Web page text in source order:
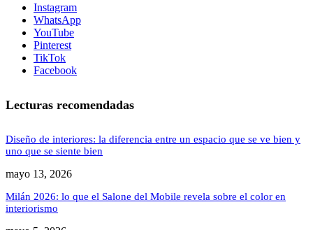
Instagram
WhatsApp
YouTube
Pinterest
TikTok
Facebook
Lecturas recomendadas
Diseño de interiores: la diferencia entre un espacio que se ve bien y
uno que se siente bien
mayo 13, 2026
Milán 2026: lo que el Salone del Mobile revela sobre el color en
interiorismo